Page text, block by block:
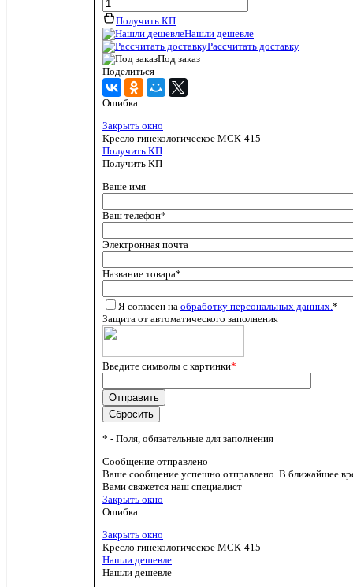
Получить КП
Нашли дешевле
Рассчитать доставку
Под заказ
Поделиться
Ошибка
Закрыть окно
Кресло гинекологическое МСК-415
Получить КП
Получить КП
Ваше имя
Ваш телефон*
Электронная почта
Название товара*
Я согласен на обработку персональных данных.*
Защита от автоматического заполнения
Введите символы с картинки*
* - Поля, обязательные для заполнения
Сообщение отправлено
Ваше сообщение успешно отправлено. В ближайшее
Вами свяжется наш специалист
Закрыть окно
Ошибка
Закрыть окно
Кресло гинекологическое МСК-415
Нашли дешевле
Нашли дешевле